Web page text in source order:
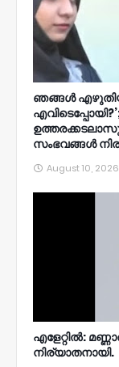
ഞങ്ങള്‍
സംഭവങ്ങള്‍
August 10, 2026
എളേറ്റിൽ:
നിര്യാതനായി.